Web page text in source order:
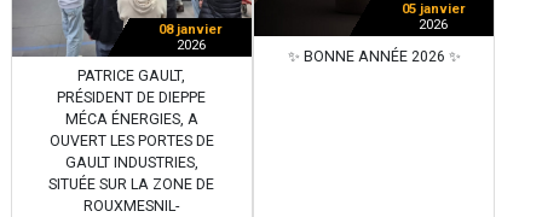
08 janvier
2026
PATRICE GAULT,
PRÉSIDENT DE DIEPPE
MÉCA ÉNERGIES, A
OUVERT LES PORTES DE
GAULT INDUSTRIES,
SITUÉE SUR LA ZONE DE
ROUXMESNIL-
05 janvier
2026
✨ BONNE ANNÉE 2026 ✨